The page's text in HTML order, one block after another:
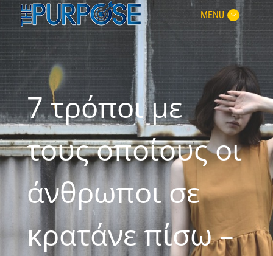
MENU
7 τρόποι με
τους οποίους οι
άνθρωποι σε
κρατάνε πίσω –